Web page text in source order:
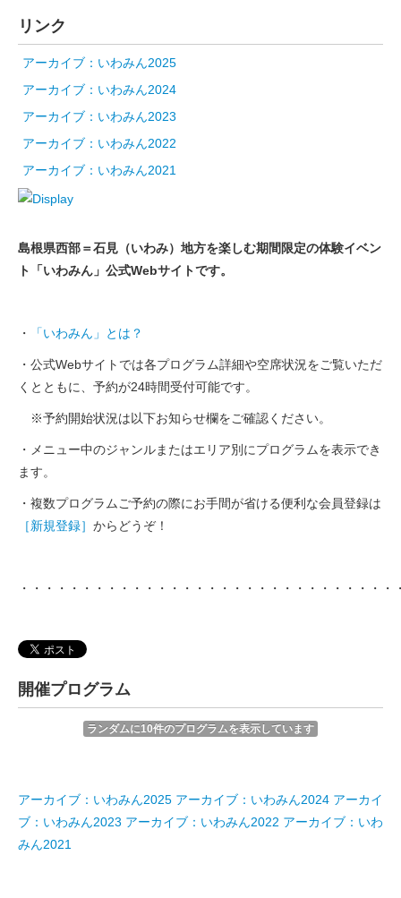
リンク
アーカイブ：いわみん2025
アーカイブ：いわみん2024
アーカイブ：いわみん2023
アーカイブ：いわみん2022
アーカイブ：いわみん2021
島根県西部＝石見（いわみ）地方を楽しむ期間限定の体験イベン
ト「いわみん」公式Webサイトです。
・ 「いわみん」とは？
・公式Webサイトでは各プログラム詳細や空席状況をご覧いただ
くとともに、予約が24時間受付可能です。
※予約開始状況は以下お知らせ欄をご確認ください。
・メニュー中のジャンルまたはエリア別にプログラムを表示でき
ます。
・複数プログラムご予約の際にお手間が省ける便利な会員登録は
［新規登録］ からどうぞ！
・・・・・・・・・・・・・・・・・・・・・・・・・・・・・
開催プログラム
ランダムに10件のプログラムを表示しています
アーカイブ：いわみん2025 アーカイブ：いわみん2024 アーカイ
ブ：いわみん2023 アーカイブ：いわみん2022 アーカイブ：いわ
みん2021